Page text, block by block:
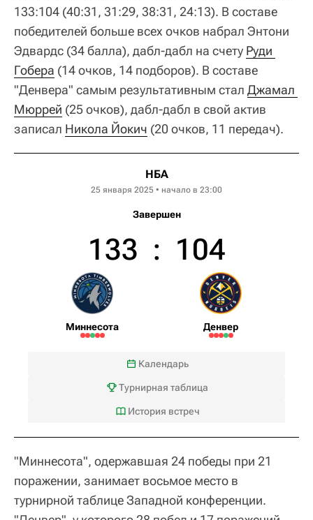
133:104 (40:31, 31:29, 38:31, 24:13). В составе
победителей больше всех очков набрал Энтони
Эдвардс (34 балла), дабл-дабл на счету Руди
Гобера (14 очков, 14 подборов). В составе
"Денвера" самым результативным стал Джамал
Мюррей (25 очков), дабл-дабл в свой актив
записал Никола Йокич (20 очков, 11 передач).
НБА
25 января 2025 • начало в 23:00
Завершен
Миннесота
133 : 104
Денвер
Календарь
Турнирная таблица
История встреч
"Миннесота", одержавшая 24 победы при 21
поражении, занимает восьмое место в
турнирной таблице Западной конференции.